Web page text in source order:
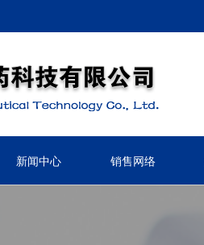
新闻中心 销售网络